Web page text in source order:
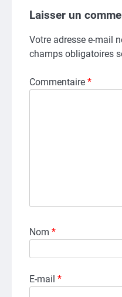
Laisser un
Votre adresse e-mail
champs obligatoires
Commentaire *
Nom *
E-mail *